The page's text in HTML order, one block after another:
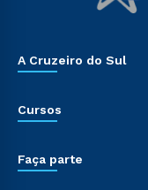
A Cruzeiro do Sul
Cursos
Faça parte